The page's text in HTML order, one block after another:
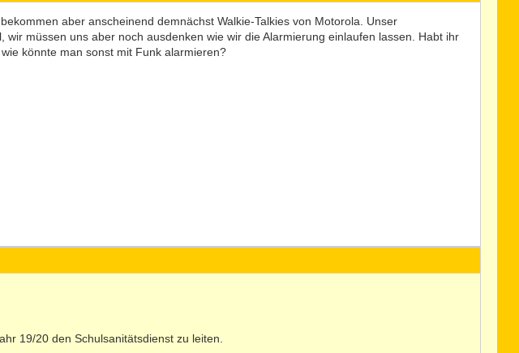
aber anscheinend demnächst Walkie-Talkies von Motorola. Unser
müssen uns aber noch ausdenken wie wir die Alarmierung einlaufen lassen. Habt ihr
könnte man sonst mit Funk alarmieren?
19/20 den Schulsanitätsdienst zu leiten.